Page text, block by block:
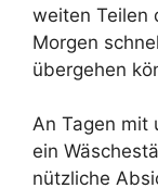
weiten Teilen
Morgen
übergehen
An Tagen mit
ein
nützliche